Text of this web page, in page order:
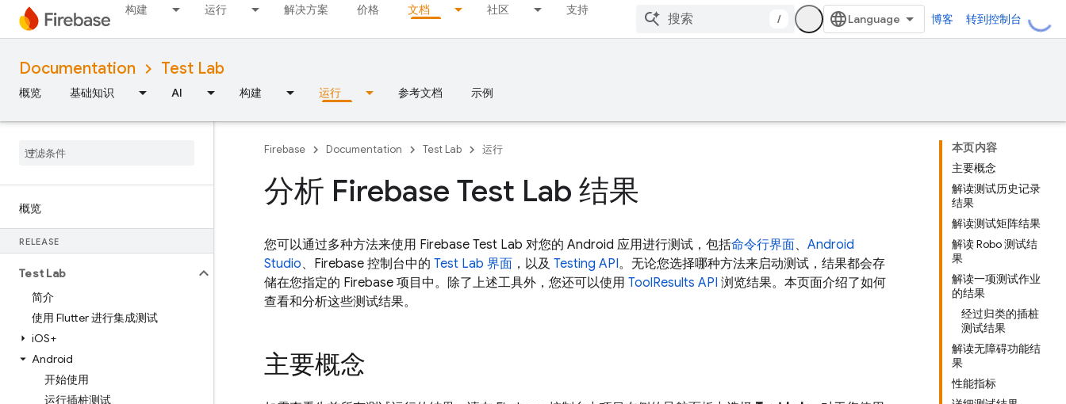
构建 运行 解决方案 价格 文档 社区 支持
/ 博客 转到控制台
Documentation Test Lab
概览 基础知识 AI 构建 运行 参考文档 示例
概览
RELEASE
Test Lab
简介
使用 Flutter 进行集成测试
iOS+
Android
开始使用
运行插桩测试
本页内容
主要概念
解读测试历史记录
结果
解读测试矩阵结果
解读 Robo 测试结
果
解读一项测试作业
的结果
经过归类的插桩
测试结果
解读无障碍功能结
果
性能指标
Firebase Documentation Test Lab 运行
分析 Firebase Test Lab 结果
您可以通过多种方法来使用 Firebase Test Lab 对您的 Android 应用进行测试，包括命令行界面、 Android
Studio、 Firebase 控制台中的 Test Lab 界面 ，以及 Testing API。无论您选择哪种方法来启动测试，结果都会存
储在您指定的 Firebase 项目中。除了上述工具外，您还可以使用 ToolResults API 浏览结果。本页面介绍了如何
查看和分析这些测试结果。
主要概念